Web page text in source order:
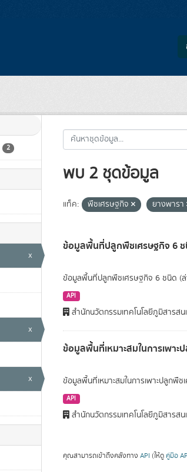
2
x
x
x
พบ 2 ชุดข้อมูล
แท็ค: พืชเศรษฐกิจ ยางพารา
ข้อมูลพื้นที่ปลูกพืชเศรษฐกิจ 6
ข้อมูลพื้นที่ปลูกพืชเศรษฐกิจ 6 ชนิด (
API
สำนักนวัตกรรมเทคโนโลยีภูมิสารสน
ข้อมูลพื้นที่เหมาะสมในการเพา
ข้อมูลพื้นที่เหมาะสมในการเพาะปลูกพื
API
สำนักนวัตกรรมเทคโนโลยีภูมิสารสน
คุณสามารถเข้าถึงคลังทาง API (ให้ดู คู่มือ